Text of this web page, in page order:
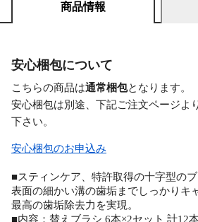
商品情報
安心梱包について
こちらの商品は通常梱包となります。
安心梱包は別途、下記ご注文ページよ
下さい。
安心梱包のお申込み
■スティンケア、特許取得の十字型の
表面の細かい溝の歯垢までしっかりキ
最高の歯垢除去力を実現。
■内容：替えブラシ 6本×2セット 計12本